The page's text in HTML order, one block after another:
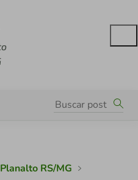
RS/MG